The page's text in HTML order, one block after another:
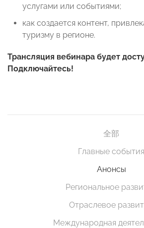
услугами или событиями;
как создается контент,
туризму в регионе.
Трансляция вебинара будет
Подключайтесь!
全部
Главные события
Анонсы
Региональное
Отраслевое
Международная